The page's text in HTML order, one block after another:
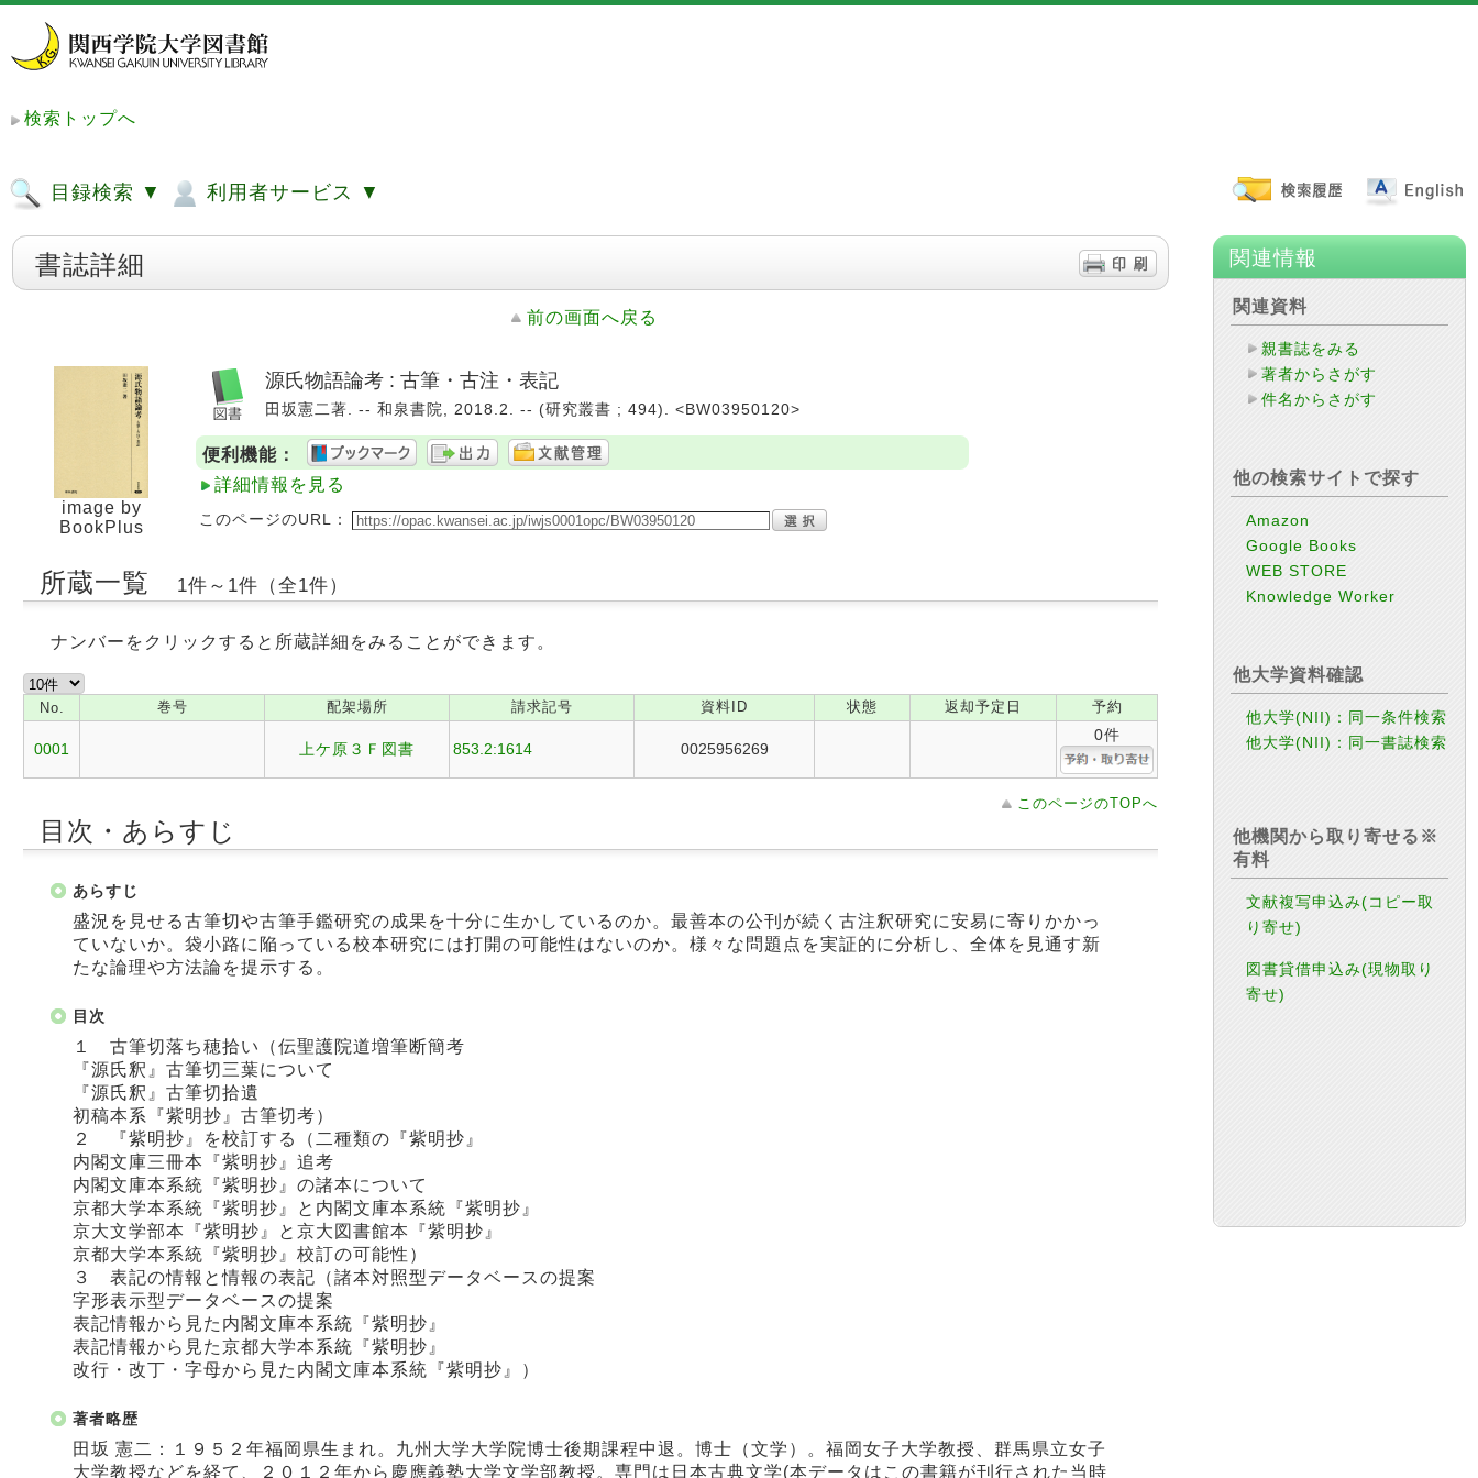
検索トップへ
目録検索 ▼ 利用者サービス ▼
書誌詳細
前の画面へ戻る
image by
BookPlus
源氏物語論考 : 古筆・古注・表記
田坂憲二著. -- 和泉書院, 2018.2. -- (研究叢書 ; 494). <BW03950120>
便利機能：
詳細情報を見る
このページのURL：
所蔵一覧 1件～1件（全1件）
ナンバーをクリックすると所蔵詳細をみることができます。
No. 巻号 配架場所 請求記号 資料ID 状態 返却予定日 予約
0001 上ケ原３Ｆ図書 853.2:1614 0025956269
0件
このページのTOPへ
目次・あらすじ
あらすじ
盛況を見せる古筆切や古筆手鑑研究の成果を十分に生かしているのか。最善本の公刊が続く古注釈研究に安易に寄りかかっ
ていないか。袋小路に陥っている校本研究には打開の可能性はないのか。様々な問題点を実証的に分析し、全体を見通す新
たな論理や方法論を提示する。
目次
１ 古筆切落ち穂拾い（伝聖護院道増筆断簡考
『源氏釈』古筆切三葉について
『源氏釈』古筆切拾遺
初稿本系『紫明抄』古筆切考）
２ 『紫明抄』を校訂する（二種類の『紫明抄』
内閣文庫三冊本『紫明抄』追考
内閣文庫本系統『紫明抄』の諸本について
京都大学本系統『紫明抄』と内閣文庫本系統『紫明抄』
京大文学部本『紫明抄』と京大図書館本『紫明抄』
京都大学本系統『紫明抄』校訂の可能性）
３ 表記の情報と情報の表記（諸本対照型データベースの提案
字形表示型データベースの提案
表記情報から見た内閣文庫本系統『紫明抄』
表記情報から見た京都大学本系統『紫明抄』
改行・改丁・字母から見た内閣文庫本系統『紫明抄』）
著者略歴
田坂 憲二：１９５２年福岡県生まれ。九州大学大学院博士後期課程中退。博士（文学）。福岡女子大学教授、群馬県立女子
大学教授などを経て、２０１２年から慶應義塾大学文学部教授。専門は日本古典文学(本データはこの書籍が刊行された当時
関連情報
関連資料
親書誌をみる
著者からさがす
件名からさがす
他の検索サイトで探す
Amazon
Google Books
WEB STORE
Knowledge Worker
他大学資料確認
他大学(NII)：同一条件検索
他大学(NII)：同一書誌検索
他機関から取り寄せる※
有料
文献複写申込み(コピー取
り寄せ)
図書貸借申込み(現物取り
寄せ)